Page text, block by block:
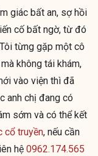
giác bất an, sợ hồi
cố bất ngờ, từ đó
từng gặp một cô
không tái khám,
vào viện thì đã
anh chị đang có
sớm và có thể kết
cổ truyền, nếu cần
hệ 0962.174.565